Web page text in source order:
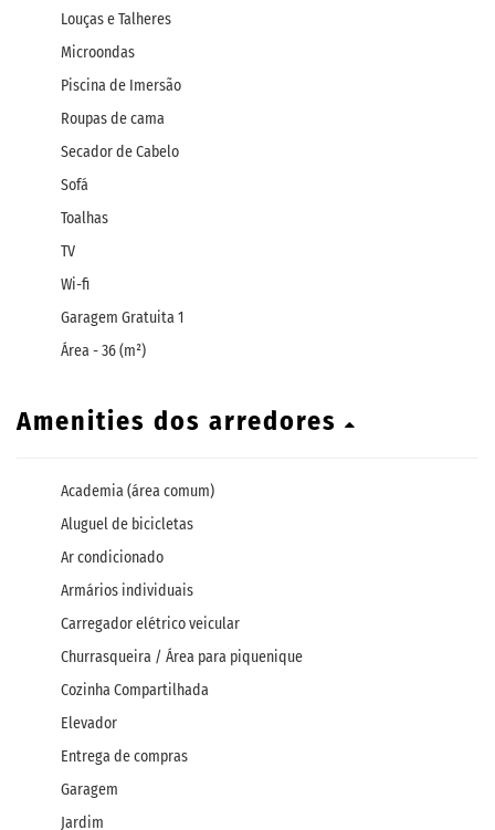
Louças e Talheres
Microondas
Piscina de Imersão
Roupas de cama
Secador de Cabelo
Sofá
Toalhas
TV
Wi-fi
Garagem Gratuita 1
Área - 36 (m²)
Amenities dos arredores
Academia (área comum)
Aluguel de bicicletas
Ar condicionado
Armários individuais
Carregador elétrico veicular
Churrasqueira / Área para piquenique
Cozinha Compartilhada
Elevador
Entrega de compras
Garagem
Jardim